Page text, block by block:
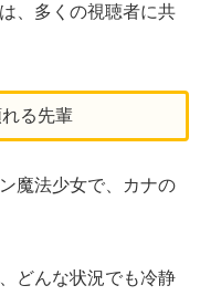
、多くの視聴者に共
る先輩
魔法少女で、カナの
どんな状況でも冷静